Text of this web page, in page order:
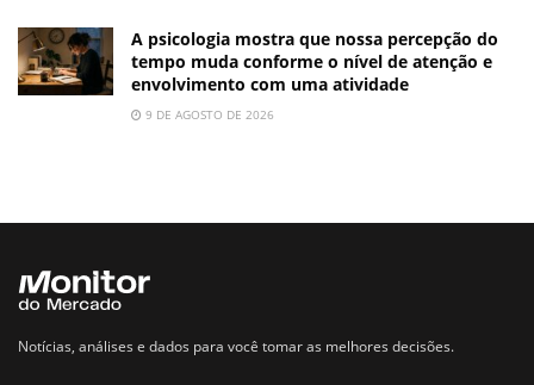
A psicologia mostra que nossa percepção do
tempo muda conforme o nível de atenção e
envolvimento com uma atividade
9 DE AGOSTO DE 2026
Notícias, análises e dados para você tomar as melhores decisões.